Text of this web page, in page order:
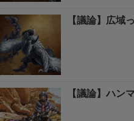
【議論】広域
【議論】ハン